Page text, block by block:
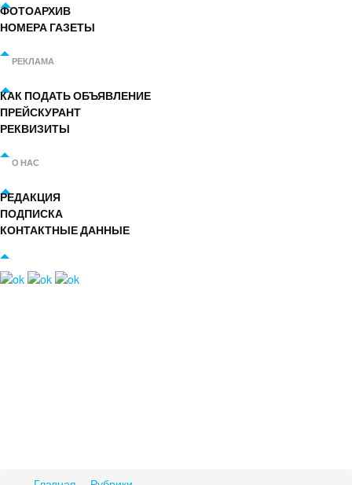
ФОТОАРХИВ
НОМЕРА ГАЗЕТЫ
РЕКЛАМА
КАК ПОДАТЬ ОБЪЯВЛЕНИЕ
ПРЕЙСКУРАНТ
РЕКВИЗИТЫ
О НАС
РЕДАКЦИЯ
ПОДПИСКА
КОНТАКТНЫЕ ДАННЫЕ